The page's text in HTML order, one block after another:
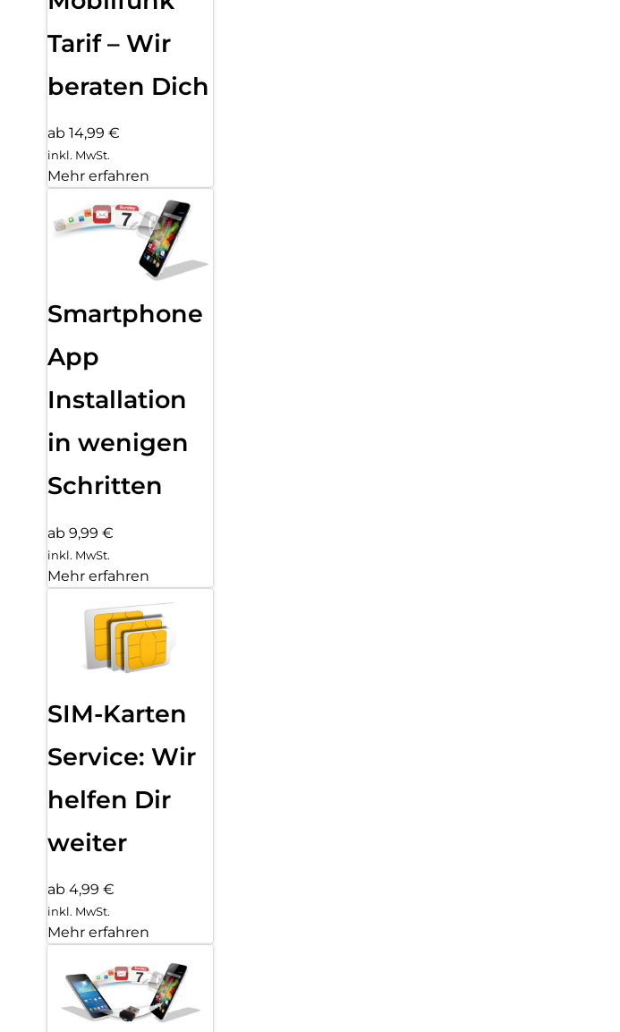
Tarif – Wir
beraten Dich
ab 14,99 €
inkl. MwSt.
Mehr erfahren
Smartphone
App
Installation
in wenigen
Schritten
ab 9,99 €
inkl. MwSt.
Mehr erfahren
SIM-Karten
Service: Wir
helfen Dir
weiter
ab 4,99 €
inkl. MwSt.
Mehr erfahren